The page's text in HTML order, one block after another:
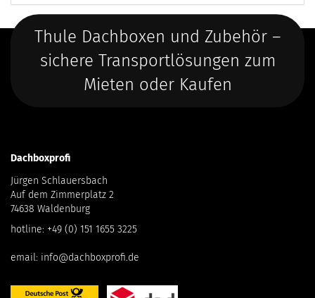
Thule Dachboxen und Zubehör –
sichere Transportlösungen zum
Mieten oder Kaufen
Dachboxprofi
Jürgen Schlauersbach
Auf dem Zimmerplatz 2
74638 Waldenburg
hotline: +49 (0) 151 1655 3225
email: info@dachboxprofi.de